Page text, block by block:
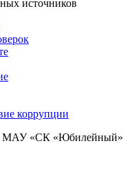
источников
коррупции
МАУ «СК «Юбилейный»